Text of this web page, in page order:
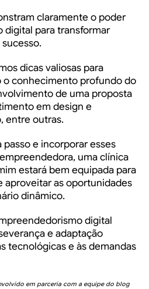
claramente o poder
para transformar
dicas valiosas para
o conhecimento profundo do
de uma proposta
em design e
entre outras.
passo e incorporar esses
umaclínica
estará bem equipada para
aproveitar as oportunidades
dinâmico.
digital
e adaptação
tecnológicas e às demandas
em parceria com a equipe do blog